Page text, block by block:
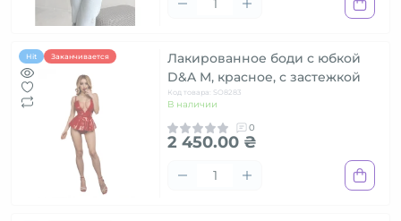
Hit Заканчивается
Лакированное боди с юбкой
D&A M, красное, с застежкой
Код товара: SO8283
В наличии
0
2 450.00 ₴